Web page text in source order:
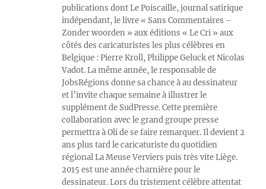
publications dont Le Poiscaille, journal satirique
indépendant, le livre « Sans Commentaires –
Zonder woorden » aux éditions « Le Cri » aux
côtés des caricaturistes les plus célèbres en
Belgique : Pierre Kroll, Philippe Geluck et Nicolas
Vadot. La même année, le responsable de
JobsRégions donne sa chance à au dessinateur
et l’invite chaque semaine à illustrer le
supplément de SudPresse. Cette première
collaboration avec le grand groupe presse
permettra à Oli de se faire remarquer. Il devient 2
ans plus tard le caricaturiste du quotidien
régional La Meuse Verviers puis très vite Liège.
2015 est une année charnière pour le
dessinateur. Lors du tristement célèbre attentat